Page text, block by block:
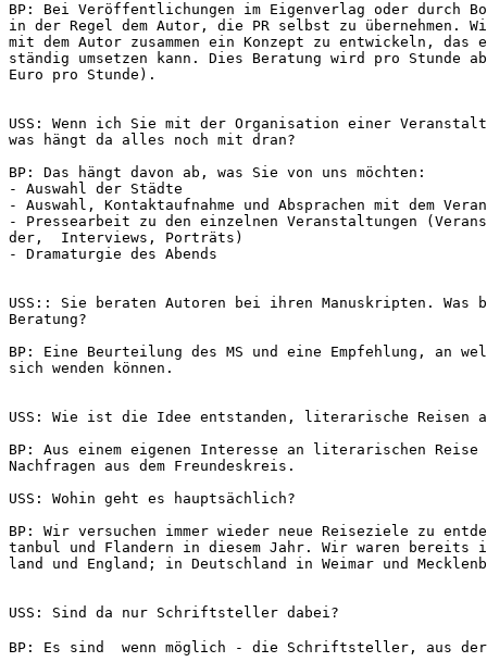
BP: Bei Veröffentlichungen im Eigenverlag oder durch
in der Regel dem Autor, die PR selbst zu übernehmen.
mit dem Autor zusammen ein Konzept zu entwickeln, das
ständig umsetzen kann. Dies Beratung wird pro Stunde
Euro pro Stunde).
USS: Wenn ich Sie mit der Organisation einer
was hängt da alles noch mit dran?
BP: Das hängt davon ab, was Sie von uns möchten:
- Auswahl der Städte
- Auswahl, Kontaktaufnahme und Absprachen mit dem
- Pressearbeit zu den einzelnen Veranstaltungen
der,  Interviews, Porträts)
- Dramaturgie des Abends
USS:: Sie beraten Autoren bei ihren Manuskripten.
Beratung?
BP: Eine Beurteilung des MS und eine Empfehlung, an
sich wenden können.
USS: Wie ist die Idee entstanden, literarische Reisen
BP: Aus einem eigenen Interesse an literarischen
Nachfragen aus dem Freundeskreis.
USS: Wohin geht es hauptsächlich?
BP: Wir versuchen immer wieder neue Reiseziele zu
tanbul und Flandern in diesem Jahr. Wir waren bereits
land und England; in Deutschland in Weimar und
USS: Sind da nur Schriftsteller dabei?
BP: Es sind  wenn möglich - die Schriftsteller, aus